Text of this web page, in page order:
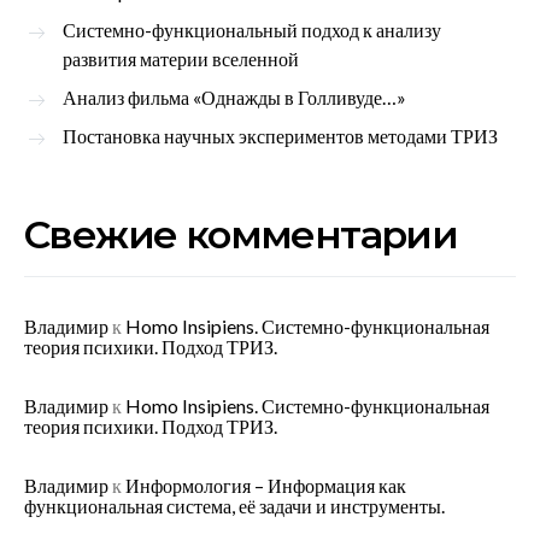
Системно-функциональный подход к анализу
развития материи вселенной
Анализ фильма «Однажды в Голливуде…»
Постановка научных экспериментов методами ТРИЗ
Свежие комментарии
Владимирк Homo Insipiens. Системно-функциональная
теория психики. Подход ТРИЗ.
Владимирк Homo Insipiens. Системно-функциональная
теория психики. Подход ТРИЗ.
Владимирк Информология – Информация как
функциональная система, её задачи и инструменты.